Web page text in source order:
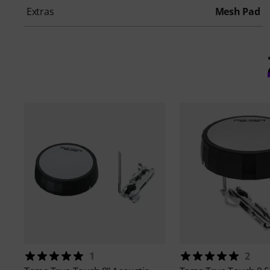
Extras Mesh Pad
1
2